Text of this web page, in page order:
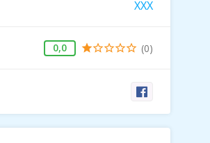
XXX
0,0 starstar_borderstar_borderstar_borderstar_border (0)